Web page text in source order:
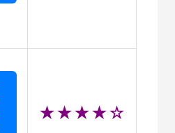
★★★★☆